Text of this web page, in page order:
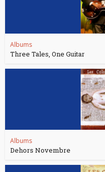
Albums
Three Tales, One Guitar
Albums
Dehors Novembre